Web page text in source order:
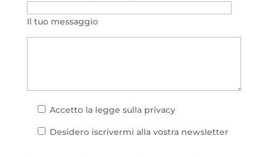
Il tuo messaggio
Accetto la legge sulla privacy
Desidero iscrivermi alla vostra newsletter